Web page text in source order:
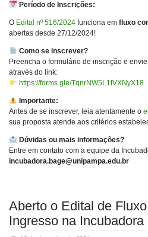
Período de Inscrições:
O Edital nº 516/2024 funciona em fluxo
abertas desde 27/12/2024!
Como se inscrever?
Preencha o formulário de inscrição e
através do link:
https://forms.gle/TqnrNW5L1tVXNyX18
Importante:
Antes de se inscrever, leia atentamente o
sua proposta atende aos critérios
Dúvidas ou mais informações?
Entre em contato com a equipe da
incubadora.bage@unipampa.edu.br
Aberto o Edital de
Ingresso na